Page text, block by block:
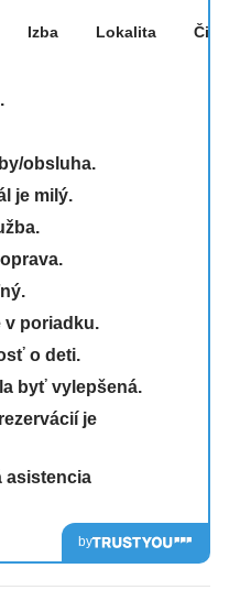
aromatická olejová
deň od 10:00 do
aging tváre,
Izba Lokalita Čistota
obsluha.
je milý.
v poriadku.
o deti.
byť vylepšená.
je
asistencia
by